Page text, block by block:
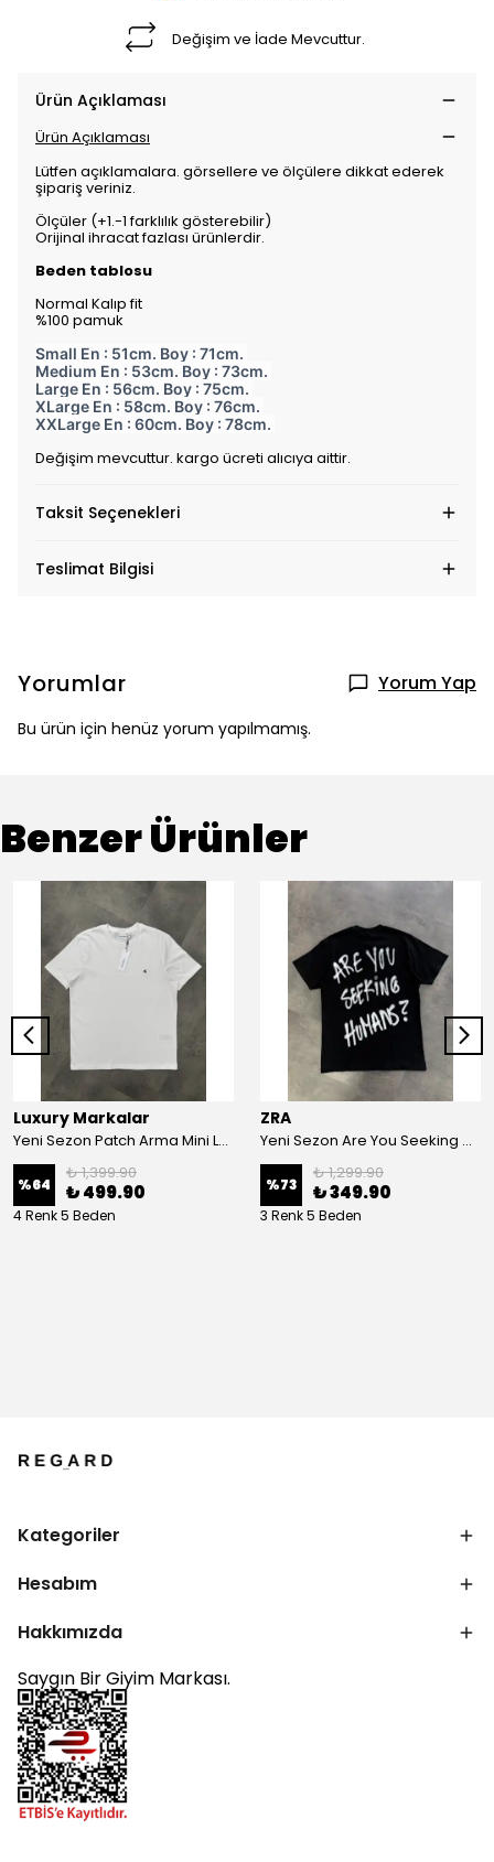
Değişim ve İade Mevcuttur.
Ürün Açıklaması
Ürün Açıklaması
Lütfen açıklamalara. görsellere ve ölçülere dikkat ederek
şipariş veriniz.
Ölçüler (+1.-1 farklılık gösterebilir)
Orijinal ihracat fazlası ürünlerdir.
Beden tablosu
Normal Kalıp fit
%100 pamuk
Small En : 51cm. Boy : 71cm.
Medium En : 53cm. Boy : 73cm.
Large En : 56cm. Boy : 75cm.
XLarge En : 58cm. Boy : 76cm.
XXLarge En : 60cm. Boy : 78cm.
Değişim mevcuttur. kargo ücreti alıcıya aittir.
Taksit Seçenekleri
Teslimat Bilgisi
Yorumlar Yorum Yap
Bu ürün için henüz yorum yapılmamış.
Benzer Ürünler
Luxury Markalar
Yeni Sezon Patch Arma Mini Logo T-shirt
%64
₺ 1,399.90
₺ 499.90
4 Renk 5 Beden
ZRA
Yeni Sezon Are You Seeking Humans T-shirt
%73
₺ 1,299.90
₺ 349.90
3 Renk 5 Beden
Kategoriler
Hesabım
Hakkımızda
Saygın Bir Giyim Markası.